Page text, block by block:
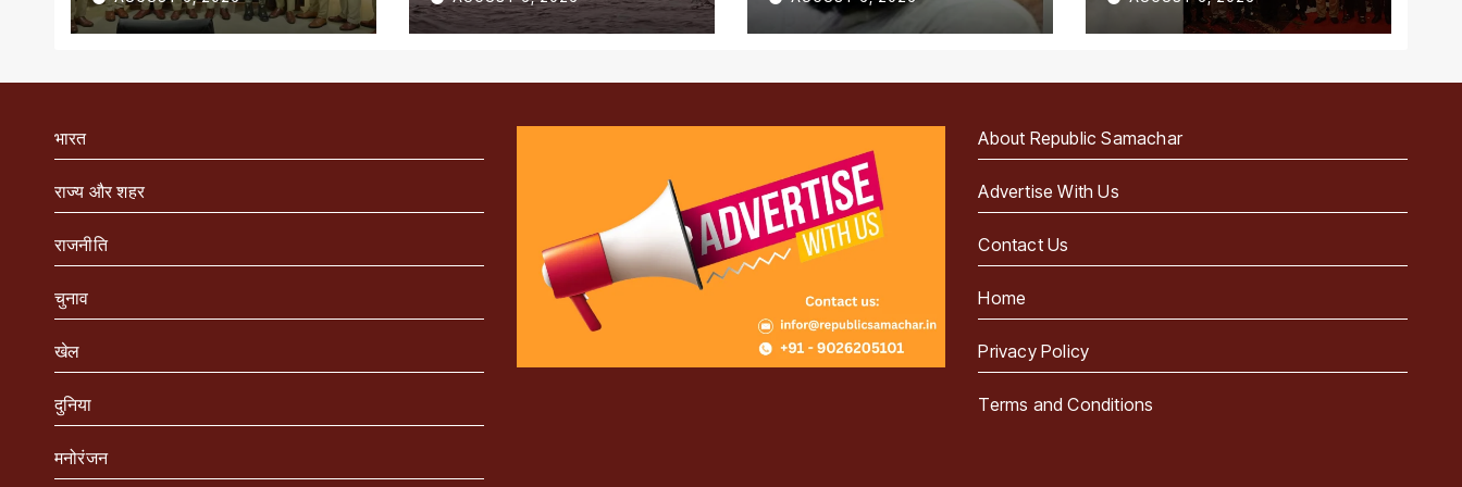
सम्मानित
भारत
राज्य और शहर
राजनीति
चुनाव
खेल
दुनिया
मनोरंजन
About Republic Samachar
Advertise With Us
Contact Us
Home
Privacy Policy
Terms and Conditions